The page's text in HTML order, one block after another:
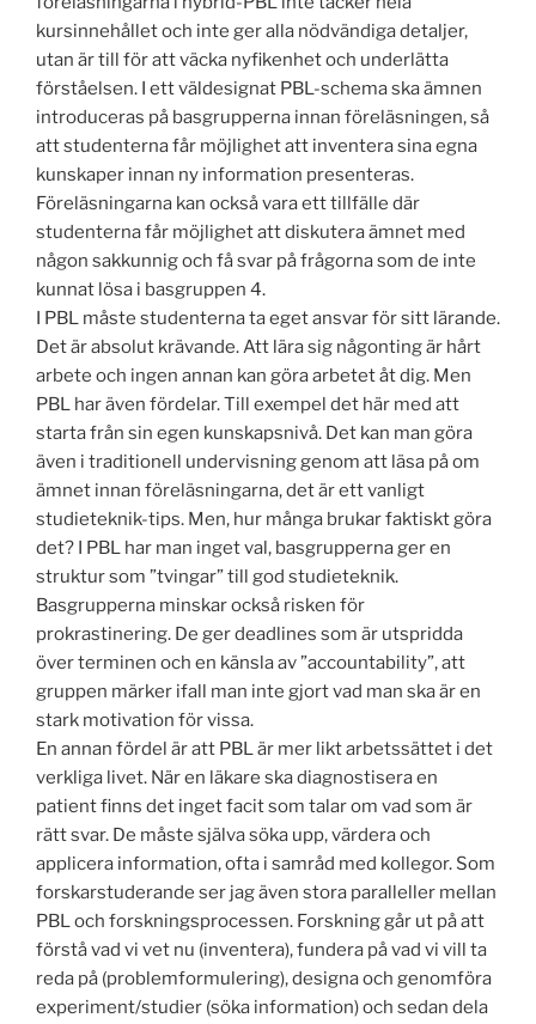
kursinnehållet och inte ger alla nödvändiga detaljer,
utan är till för att väcka nyfikenhet och underlätta
förståelsen. I ett väldesignat PBL-schema ska ämnen
introduceras på basgrupperna innan föreläsningen, så
att studenterna får möjlighet att inventera sina egna
kunskaper innan ny information presenteras.
Föreläsningarna kan också vara ett tillfälle där
studenterna får möjlighet att diskutera ämnet med
någon sakkunnig och få svar på frågorna som de inte
kunnat lösa i basgruppen 4.
I PBL måste studenterna ta eget ansvar för sitt lärande.
Det är absolut krävande. Att lära sig någonting är hårt
arbete och ingen annan kan göra arbetet åt dig. Men
PBL har även fördelar. Till exempel det här med att
starta från sin egen kunskapsnivå. Det kan man göra
även i traditionell undervisning genom att läsa på om
ämnet innan föreläsningarna, det är ett vanligt
studieteknik-tips. Men, hur många brukar faktiskt göra
det? I PBL har man inget val, basgrupperna ger en
struktur som ”tvingar” till god studieteknik.
Basgrupperna minskar också risken för
prokrastinering. De ger deadlines som är utspridda
över terminen och en känsla av ”accountability”, att
gruppen märker ifall man inte gjort vad man ska är en
stark motivation för vissa.
En annan fördel är att PBL är mer likt arbetssättet i det
verkliga livet. När en läkare ska diagnostisera en
patient finns det inget facit som talar om vad som är
rätt svar. De måste själva söka upp, värdera och
applicera information, ofta i samråd med kollegor. Som
forskarstuderande ser jag även stora paralleller mellan
PBL och forskningsprocessen. Forskning går ut på att
förstå vad vi vet nu (inventera), fundera på vad vi vill ta
reda på (problemformulering), designa och genomföra
experiment/studier (söka information) och sedan dela